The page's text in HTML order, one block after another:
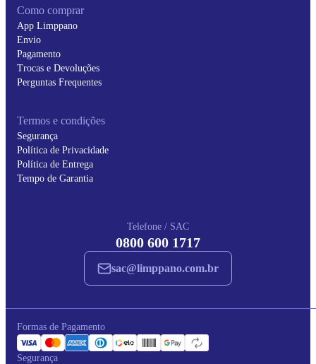
Como comprar
App Limppano
Envio
Pagamento
Trocas e Devoluções
Perguntas Frequentes
Termos e condições
Segurança
Política de Privacidade
Política de Entrega
Tempo de Garantia
Telefone / SAC
0800 600 1717
sac@limppano.com.br
Formas de Pagamento
Segurança